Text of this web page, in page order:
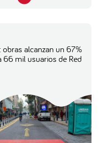
obras alcanzan un 67%
66 mil usuarios de Red